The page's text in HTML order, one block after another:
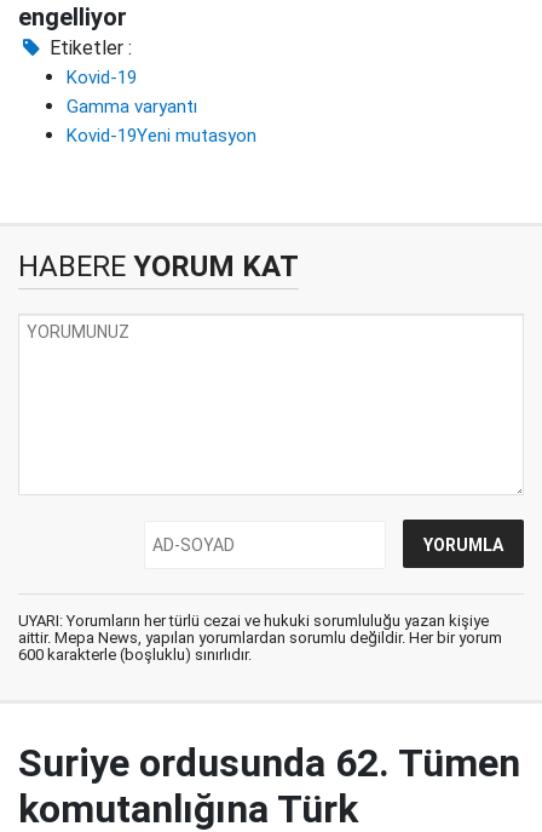
engelliyor
Etiketler :
Kovid-19
Gamma varyantı
Kovid-19Yeni mutasyon
HABERE YORUM KAT
UYARI: Yorumların her türlü cezai ve hukuki sorumluluğu yazan kişiye
aittir. Mepa News, yapılan yorumlardan sorumlu değildir. Her bir yorum
600 karakterle (boşluklu) sınırlıdır.
Suriye ordusunda 62. Tümen
komutanlığına Türk